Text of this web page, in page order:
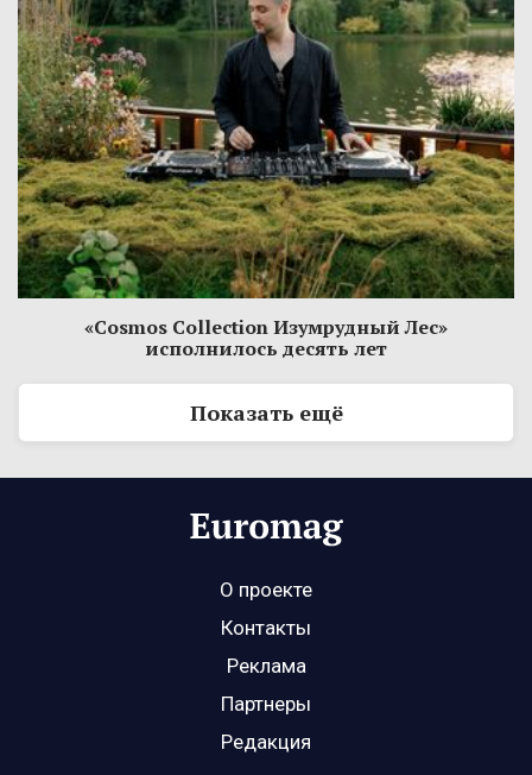
«Cosmos Collection Изумрудный Лес»
исполнилось десять лет
Показать ещё
О проекте
Контакты
Реклама
Партнеры
Редакция